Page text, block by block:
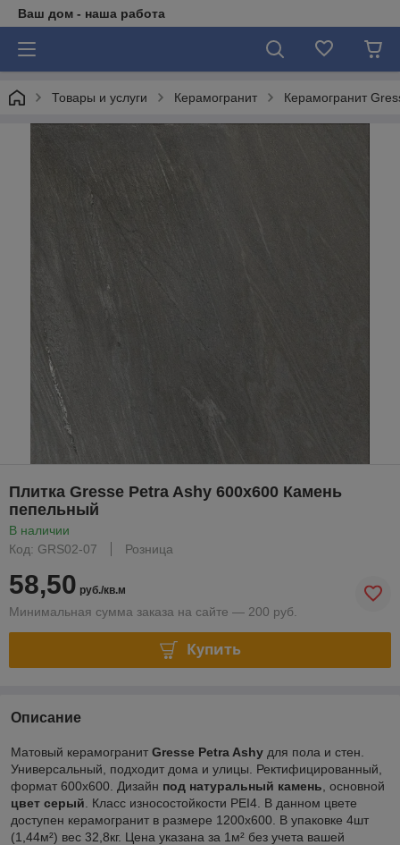
Ваш дом - наша работа
Товары и услуги Керамогранит Керамогранит
Плитка Gresse Petra Ashy 600х600 Камень
пепельный
В наличии
Код: GRS02-07
Розница
58,50 руб./кв.м
Минимальная сумма заказа на сайте — 200 руб.
Купить
Описание
Матовый керамогранит Gresse Petra Ashy для пола и стен.
Универсальный, подходит дома и улицы. Ректифицированный,
формат 600х600. Дизайн под натуральный камень , основной
цвет серый . Класс износостойкости PEI4. В данном цвете
доступен керамогранит в размере 1200х600. В упаковке 4шт
(1,44м²) вес 32,8кг. Цена указана за 1м² без учета вашей